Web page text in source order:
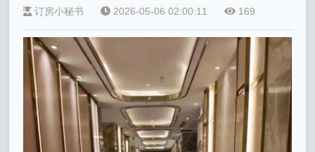
订房小秘书 2026-05-06 02:00:11 169